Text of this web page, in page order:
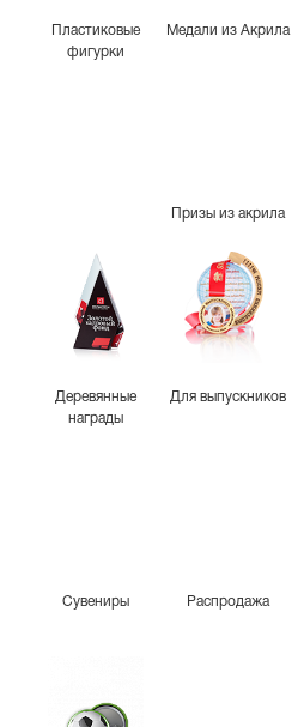
Пластиковые
фигурки
Медали из Акрила
Призы из акрила
Деревянные
награды
Для выпускников
Сувениры Распродажа